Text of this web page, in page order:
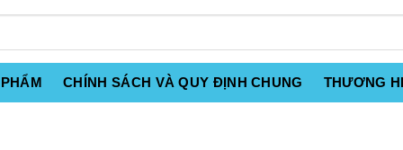
CHÍNH SÁCH VÀ QUY ĐỊNH CHUNG THƯƠNG